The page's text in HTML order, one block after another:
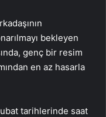
bekleyen
genç bir resim
en az hasarla
tarihlerinde saat